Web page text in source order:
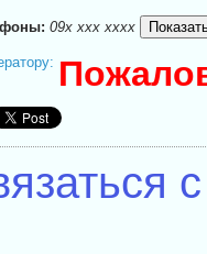
09x xxx xxxx